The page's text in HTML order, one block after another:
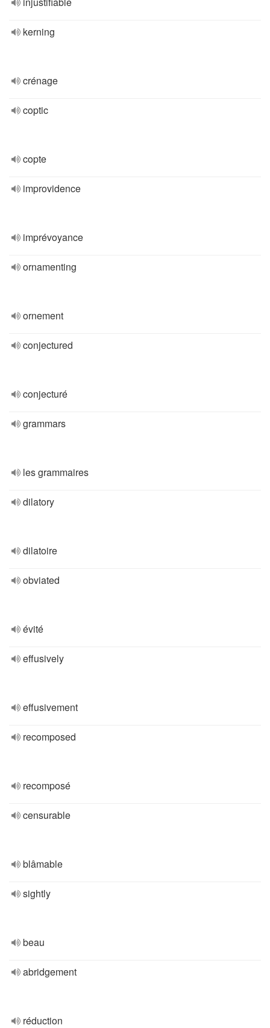
kerning
crénage
coptic
copte
improvidence
imprévoyance
ornamenting
ornement
conjectured
conjecturé
grammars
les grammaires
dilatory
dilatoire
obviated
évité
effusively
effusivement
recomposed
recomposé
censurable
blâmable
sightly
beau
abridgement
réduction